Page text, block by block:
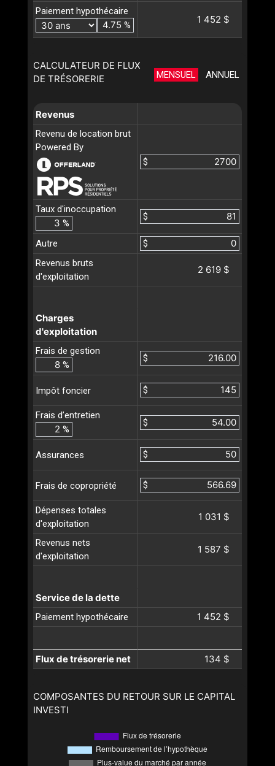
Paiement hypothécaire
%
1 452 $
CALCULATEUR DE FLUX
DE TRÉSORERIE
MENSUEL ANNUEL
Revenus
Revenu de location brut
Powered By
$
Taux d'inoccupation
%
$
Autre
$
Revenus bruts
d'exploitation
2 619 $
Charges
d'exploitation
Frais de gestion
%
$
Impôt foncier $
Frais d’entretien
%
$
Assurances $
Frais de copropriété $
Dépenses totales
d'exploitation
1 031 $
Revenus nets
d'exploitation
1 587 $
Service de la dette
Paiement hypothécaire 1 452 $
Flux de trésorerie net 134 $
COMPOSANTES DU RETOUR SUR LE CAPITAL
INVESTI